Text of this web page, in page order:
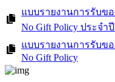
แบบรายงานการรับข
No Gift Policy ประจำ
แบบรายงานการรับข
No Gift Policy